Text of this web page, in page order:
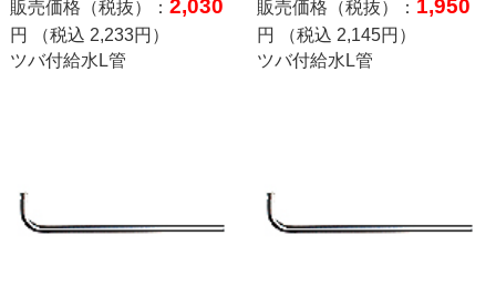
販売価格（税抜）： 2,030
円 （税込 2,233円）
ツバ付給水L管
販売価格（税抜）： 1,950
円 （税込 2,145円）
ツバ付給水L管